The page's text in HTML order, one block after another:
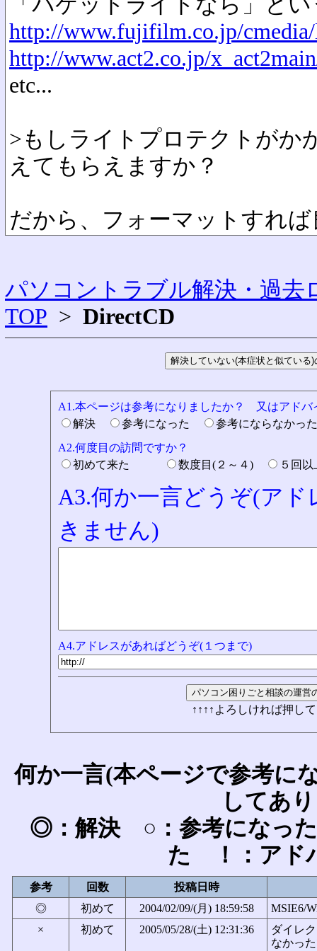
http://www.fujifilm.co.jp/
http://www.act2.co.jp/
etc...
>もしライトプロテクトがか
えてもらえますか？
だから、フォーマットすれ
パソコントラブル解決・過去
TOP > DirectCD
A1.本ページは参考になりましたか？ 又はアドバ
解決
参考になった
参考にならなか
A2.何度目の訪問ですか？
初めて来た
数度目(２～４) ５回
A3.何か一言どうぞ(ア
きません)
A4.アドレスがあればどうぞ(１つまで)
↑↑↑↑よろしければ押し
何か一言(本ページで参考に
してあ
◎：解決 ○：参考になっ
た ！：アド
参考 回数
投稿日時
◎
初めて 2004/02/09/(月) 18:59:58
MSIE6/
×
初めて 2005/05/28/(土) 12:31:36
ダイレ
なかっ